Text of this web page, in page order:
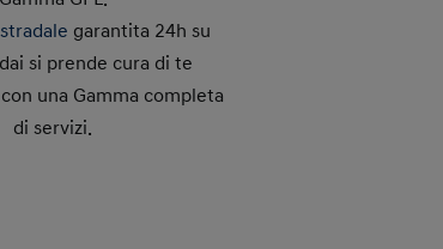
garantita 24h su
si prende cura di te
una Gamma completa
di servizi.